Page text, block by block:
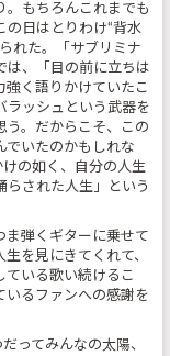
。もちろんこれまでも
の日はとりわけ“背水
れた。「サブリミナ
は、「目の前に立ちは
強く語りかけていたこ
ラッシュという武器を
う。だからこそ、この
でいたのかもしれな
けの如く、自分の人生
らされた人生」という
ま弾くギターに乗せて
を見にきてくれて、
ている歌い続けるこ
いるファンへの感謝を
ってみんなの太陽、